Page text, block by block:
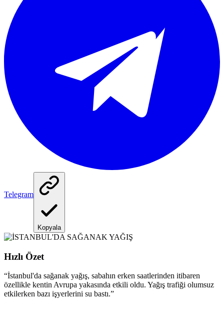
Telegram
Kopyala
Hızlı Özet
“İstanbul'da sağanak yağış, sabahın erken saatlerinden itibaren
özellikle kentin Avrupa yakasında etkili oldu. Yağış trafiği olumsuz
etkilerken bazı işyerlerini su bastı.”